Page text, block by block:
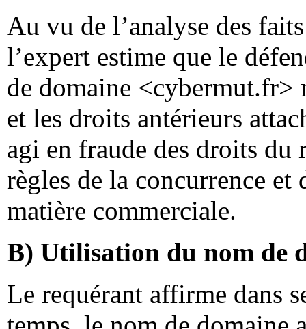
Au vu de l’analyse des
l’expert estime que le
de domaine <cybermut.fr>
et les droits antérieurs
agi en fraude des droits du
règles de la concurrence
matière commerciale.
B) Utilisation du nom de
Le requérant affirme dans